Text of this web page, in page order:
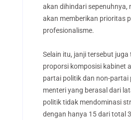
akan dihindari sepenuhnya,
akan memberikan prioritas
profesionalisme.
Selain itu, janji tersebut
proporsi komposisi kabinet
partai politik dan non-partai
menteri yang berasal dari
politik tidak mendominasi
dengan hanya 15 dari total